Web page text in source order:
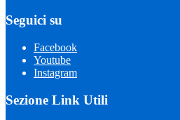
Seguici su
Facebook
Youtube
Instagram
Sezione Link Utili